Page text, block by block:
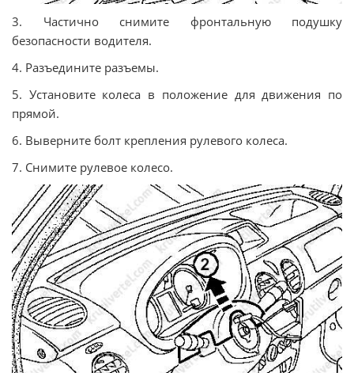
3. Частично снимите фронтальную подушку
безопасности водителя.
4. Разъедините разъемы.
5. Установите колеса в положение для движения по
прямой.
6. Выверните болт крепления рулевого колеса.
7. Снимите рулевое колесо.